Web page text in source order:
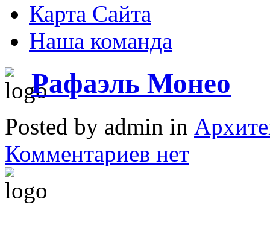
Карта Сайта
Наша команда
Рафаэль Монео
Posted by admin in
Комментариев нет